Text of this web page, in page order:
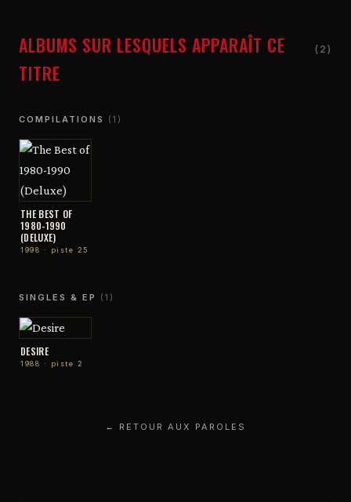
ALBUMS SUR LESQUELS APPARAÎT CE
TITRE
(2)
COMPILATIONS (1)
THE BEST OF
1980-1990
(DELUXE)
1998 · piste 25
SINGLES & EP (1)
DESIRE
1988 · piste 2
← RETOUR AUX PAROLES